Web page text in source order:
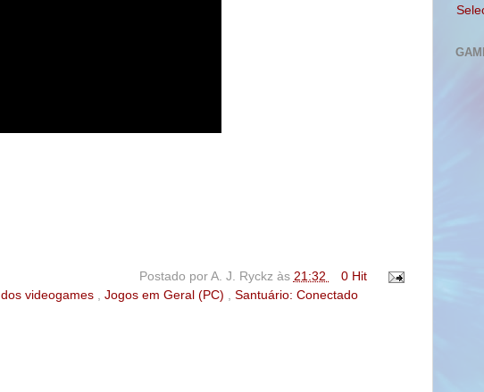
Postado por A. J. Ryckz às 21:32
0 Hit
videogames , Jogos em Geral (PC) , Santuário: Conectado